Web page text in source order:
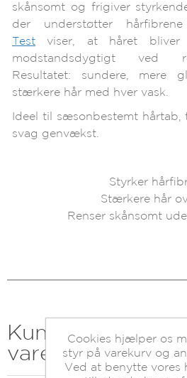
skånsomt og frigiver
der understøtter
Test viser, at håret bliver
modstandsdygtigt ved
Resultatet: sundere, mere
stærkere hår med hver vask.
Ideel til sæsonbestemt hårtab,
svag genvækst.
Styrker
Stærkere hår
Renser skånsomt
Kunder der har
vare købte også
Cookies hjælper os
styr på varekurv og
Ved at benytte vores